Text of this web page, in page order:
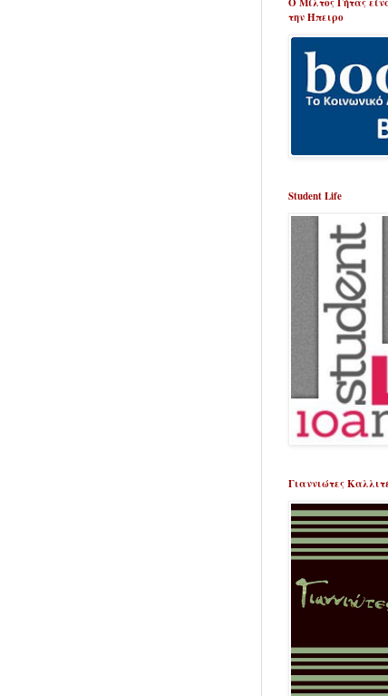
Ο Μίλτος Γήτας
την Ήπειρο
Student Life
Γιαννιώτες